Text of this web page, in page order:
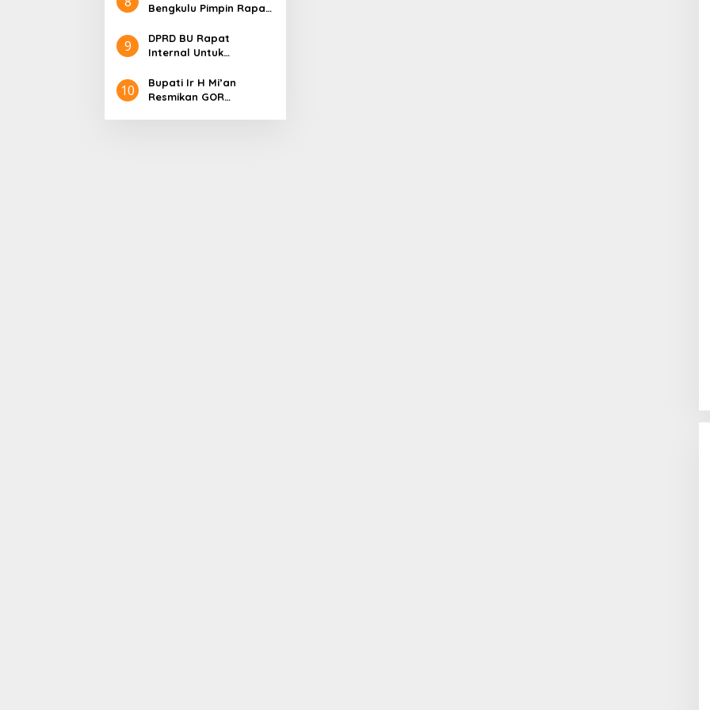
Pencak Silat Open
Bengkulu Pimpin Rapat
Agenda Penyampaian
LKPJ Bupati Tahu
9
DPRD BU Rapat
Internal Untuk
10
Bupati Ir H Mi’an
Resmikan GOR